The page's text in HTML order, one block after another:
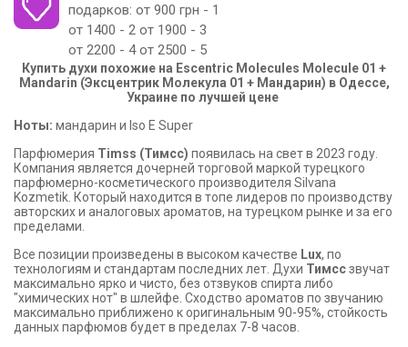
подарков: от 900 грн - 1
от 1400 - 2 от 1900 - 3
от 2200 - 4 от 2500 - 5
Купить духи похожие на Escentric Molecules Molecule 01 +
Mandarin (Эксцентрик Молекула 01 + Мандарин) в Одессе,
Украине по лучшей цене
Ноты: мандарин и Iso E Super
Парфюмерия Timss (Тимсс) появилась на свет в 2023 году.
Компания является дочерней торговой маркой турецкого
парфюмерно-косметического производителя Silvana
Kozmetik. Который находится в топе лидеров по производству
авторских и аналоговых ароматов, на турецком рынке и за его
пределами.
Все позиции произведены в высоком качестве Lux, по
технологиям и стандартам последних лет. Духи Тимссзвучат
максимально ярко и чисто, без отзвуков спирта либо
"химических нот" в шлейфе. Сходство ароматов по звучанию
максимально приближено к оригинальным 90-95%, стойкость
данных парфюмов будет в пределах 7-8 часов.